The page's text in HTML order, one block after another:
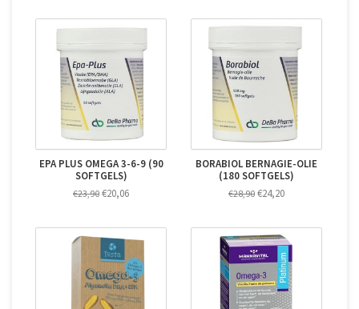
EPA PLUS OMEGA 3-6-9 (90
SOFTGELS)
€23,90 €20,06
BORABIOL BERNAGIE-OLIE
(180 SOFTGELS)
€28,90 €24,20